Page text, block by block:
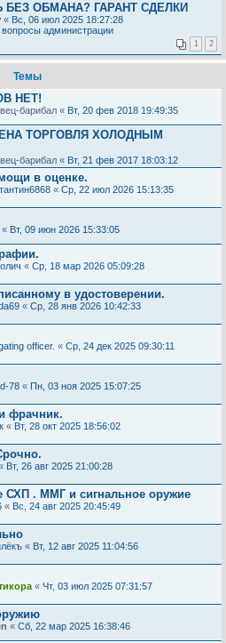
БЕЗ ОБМАНА? ГАРАНТ СДЕЛКИ
« Вс, 06 июл 2025 18:27:28
вопросы администрации
1 2
Темы
НЕТ!
барибал « Вт, 20 фев 2018 19:49:35
ТОРГОВЛЯ ХОЛОДНЫМ
барибал « Вт, 21 фев 2017 18:03:12
в оценке.
« Ср, 22 июл 2026 15:13:35
« Вт, 09 июн 2026 15:33:05
« Ср, 18 мар 2026 05:09:28
в удостоверении.
« Ср, 28 янв 2026 10:42:33
officer. « Ср, 24 дек 2025 09:30:11
78 « Пн, 03 ноя 2025 15:07:25
фрачник.
« Вт, 28 окт 2025 18:56:02
Вт, 26 авг 2025 21:00:28
СХП . ММГ и сигнальное оружие
« Вс, 24 авг 2025 20:45:49
« Вт, 12 авг 2025 11:04:56
« Чт, 03 июл 2025 07:31:57
« Сб, 22 мар 2025 16:38:46